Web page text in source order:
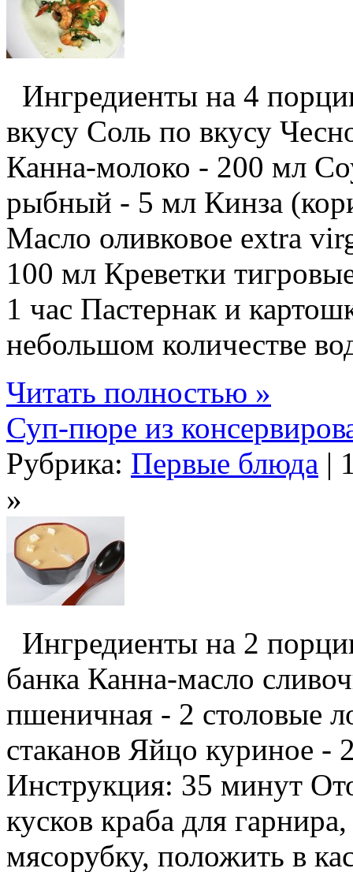
Ингредиенты на 4
вкусу Соль по вкусу
Канна-молоко - 200 мл
рыбный - 5 мл Кинза
Масло оливковое extra
100 мл Креветки
1 час Пастернак и
небольшом количестве
Читать полностью »
Суп-пюре из
Рубрика: Первые блюда |
»
Ингредиенты на 2
банка Канна-масло
пшеничная - 2 столовые
стаканов Яйцо куриное -
Инструкция: 35 минут
кусков краба для
мясорубку, положить в